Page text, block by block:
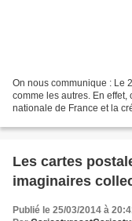
On nous communique : Le
comme les autres. En
nationale de France et la
Les cartes
imaginaires
Publié le 25/03/2014 à